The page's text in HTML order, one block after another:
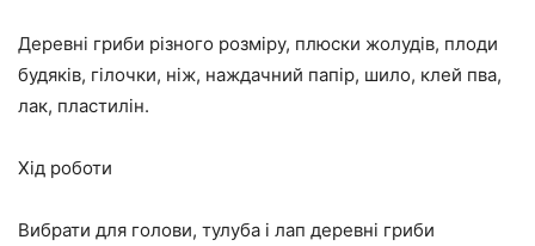
Деревні гриби різного розміру, плюски жолудів, плоди
будяків, гілочки, ніж, наждачний папір, шило, клей пва,
лак, пластилін.
Хід роботи
Вибрати для голови, тулуба і лап деревні гриби